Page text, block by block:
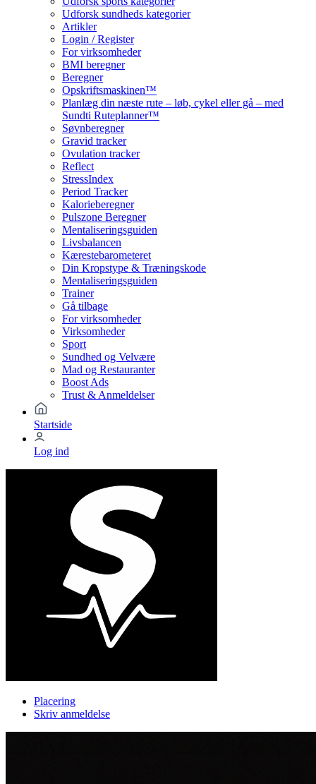
Udforsk sundheds kategorier
Artikler
Login / Register
For virksomheder
BMI beregner
Beregner
Opskriftsmaskinen™
Planlæg din næste rute – løb, cykel eller gå – med
Sundti Ruteplanner™
Søvnberegner
Gravid tracker
Ovulation tracker
Reflect
StressIndex
Period Tracker
Kalorieberegner
Pulszone Beregner
Mentaliseringsguiden
Livsbalancen
Kærestebarometeret
Din Kropstype & Træningskode
Mentaliseringsguiden
Trainer
Gå tilbage
For virksomheder
Virksomheder
Sport
Sundhed og Velvære
Mad og Restauranter
Boost Ads
Trust & Anmeldelser
Startside
Log ind
Placering
Skriv anmeldelse